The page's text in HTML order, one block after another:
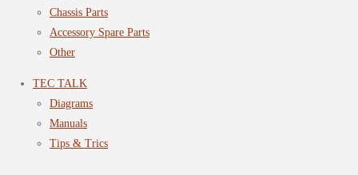
Chassis Parts
Accessory Spare Parts
Other
TEC TALK
Diagrams
Manuals
Tips & Trics